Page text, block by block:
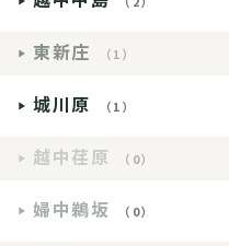
東新庄 （1）
城川原 （1）
越中荏原 （0）
婦中鵜坂 （0）